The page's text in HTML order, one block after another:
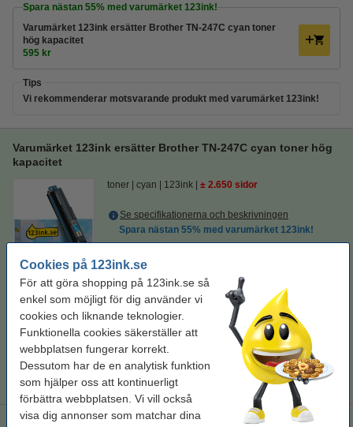
Cookies på 123ink.se
För att göra shopping på 123ink.se så
enkel som möjligt för dig använder vi
cookies och liknande teknologier.
Funktionella cookies säkerställer att
webbplatsen fungerar korrekt.
Dessutom har de en analytisk funktion
som hjälper oss att kontinuerligt
förbättra webbplatsen. Vi vill också
visa dig annonser som matchar dina
Spara nästan 55% med varumärket 123ink!
Varumärket 123ink ersätter Brother TN-247C cyan toner
hög kapacitet
595 kr
Tips
Vi rekommenderar motsvarande produkt med varumärket 123ink!
Varumärket 123ink ersätter Brother TN-247C cyan toner hög
kapacitet
toner cyan 123ink ± 2.650 sidor
Se specifikationerna och beskrivningen
Spara nästan 55% med varumärket 123ink!
Beställ nu så skickar vi imorgon!
Per sida 0,2 kr
595 kr Beställ
Tips
Vi råder er att beställa denna produkt istället för originalprodukten!
Varumärket 123ink ersätter Brother TN-243BK/C/M/Y toner 4-